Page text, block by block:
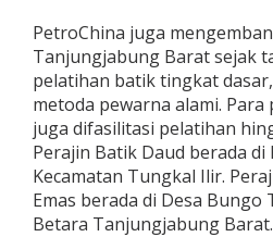
PetroChina juga
Tanjungjabung Barat sejak
pelatihan batik tingkat
metoda pewarna alami.
juga difasilitasi pelatihan
Perajin Batik Daud berada
Kecamatan Tungkal Ilir.
Emas berada di Desa Bungo
Betara Tanjungjabung Barat.